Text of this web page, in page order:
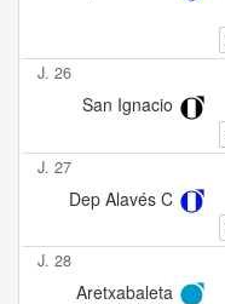
J. 26
San Ignacio
J. 27
Dep Alavés C
J. 28
Aretxabaleta